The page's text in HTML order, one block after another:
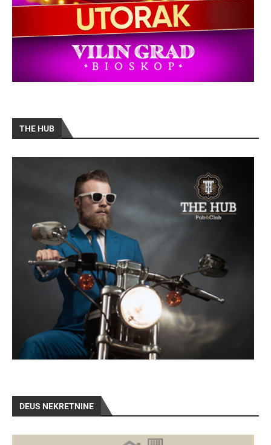
THE HUB
DEUS NEKRETNINE